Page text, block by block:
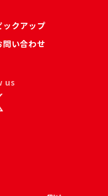
ックアップ
問い合わせ
us